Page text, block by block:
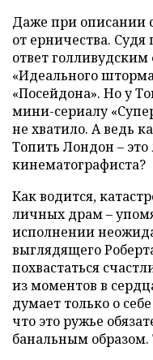
Даже при описании
от ерничества.
ответ
«Идеального
«Посейдона». Но у
мини-сериалу
не хватило. А ведь
Топить Лондон –
кинематографиста?
Как водится,
личных драм –
исполнении
выглядящего
похвастаться
из моментов в
думает только о
что это ружье
банальным образом.